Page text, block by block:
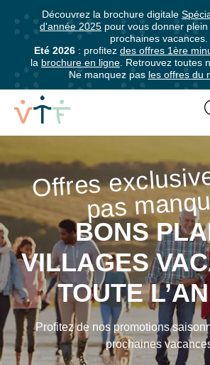
Découvrez la brochure digitale
d'année 2025 pour vous donner
prochaines vacances.
Eté 2026 : profitez des offres 1ère
la brochure en ligne . Retrouvez toutes
Ne manquez pas les offres du
BONS
PLANS
TOUTE
L'ANNÉE
DANS
NOS
VILLAGES
Offres
BONS
VILLAGES
TOUTE
Profitez de nos promotions
prochaines
Abonnez-
vous
à
notre
newsletter
Abonnez-
vous
pour
être
informé·e
de
tous
les
avantages
VTF,
des